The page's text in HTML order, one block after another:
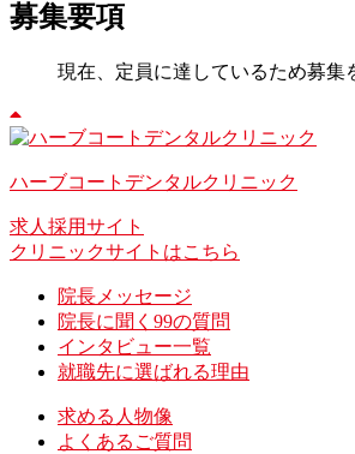
募集要項
現在、定員に達しているため募集
ハーブコートデンタルクリニック
求人採用サイト
クリニックサイトはこちら
院長メッセージ
院長に聞く99の質問
インタビュー一覧
就職先に選ばれる理由
求める人物像
よくあるご質問